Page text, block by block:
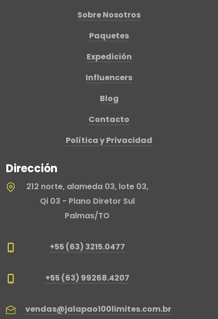
Sobre Nosotros
Paquetes
Expedición
Influencers
Blog
Contacto
Política y Privacidad
Dirección
212 norte, alameda 03, lote 03,
Qi 03 - Plano Diretor Sul
Palmas/TO
+55 (63) 3215.0477
+55 (63) 99268.4207
vendas@jalapao100limites.com.br